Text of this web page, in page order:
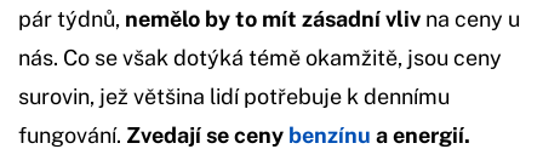
pár týdnů, nemělo by to mít zásadní vliv na ceny u
nás. Co se však dotýká témě okamžitě, jsou ceny
surovin, jež většina lidí potřebuje k dennímu
fungování. Zvedají se ceny benzínu a energií.